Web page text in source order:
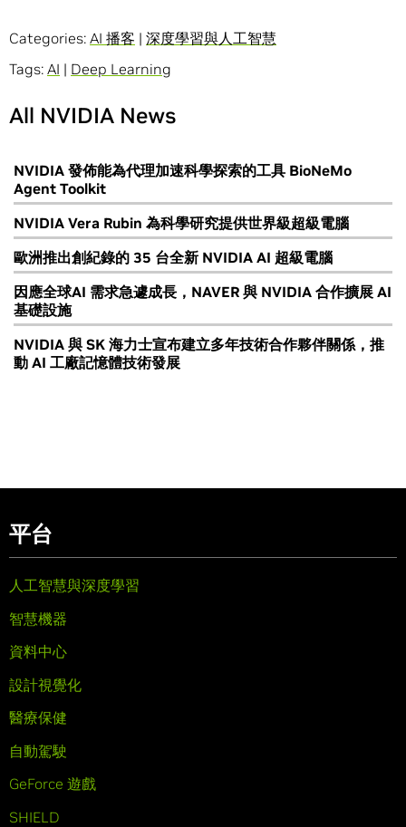
Categories: AI 播客 | 深度學習與人工智慧
Tags: AI | Deep Learning
All NVIDIA News
NVIDIA 發佈能為代理加速科學探索的工具 BioNeMo
Agent Toolkit
NVIDIA Vera Rubin 為科學研究提供世界級超級電腦
歐洲推出創紀錄的 35 台全新 NVIDIA AI 超級電腦
因應全球AI 需求急遽成長，NAVER 與 NVIDIA 合作擴展 AI
基礎設施
NVIDIA 與 SK 海力士宣布建立多年技術合作夥伴關係，推
動 AI 工廠記憶體技術發展
平台
人工智慧與深度學習
智慧機器
資料中心
設計視覺化
醫療保健
自動駕駛
GeForce 遊戲
SHIELD